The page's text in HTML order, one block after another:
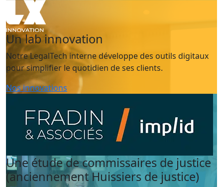
Un lab innovation
Notre LegalTech interne développe des outils digitaux
pour simplifier le quotidien de ses clients.
Nos innovations
Une étude de commissaires de justice
(anciennement Huissiers de justice)